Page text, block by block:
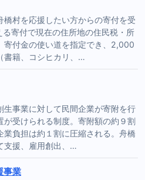
村を応援したい方からの寄付を受
寄付で現在の住所地の住民税・所
寄付金の使い道を指定でき、2,000
書籍、コシヒカリ、…
事業に対して民間企業が寄附を行
が受けられる制度。寄附額の約９割
負担は約１割に圧縮される。舟橋
支援、雇用創出、…
事業